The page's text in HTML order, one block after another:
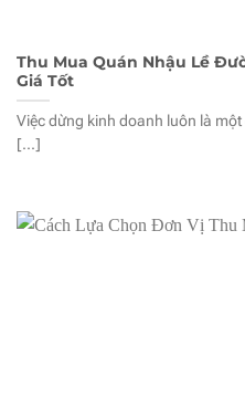
Thu Mua Quán Nhậu Lề
Giá Tốt
Việc dừng kinh doanh luôn là
[...]